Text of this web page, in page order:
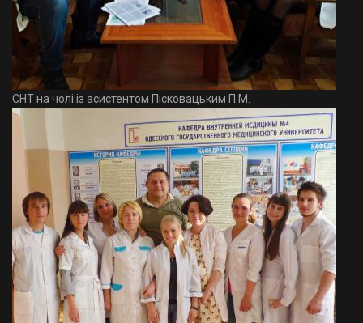
СНТ на чолі із асистентом Пісковацьким П.М.